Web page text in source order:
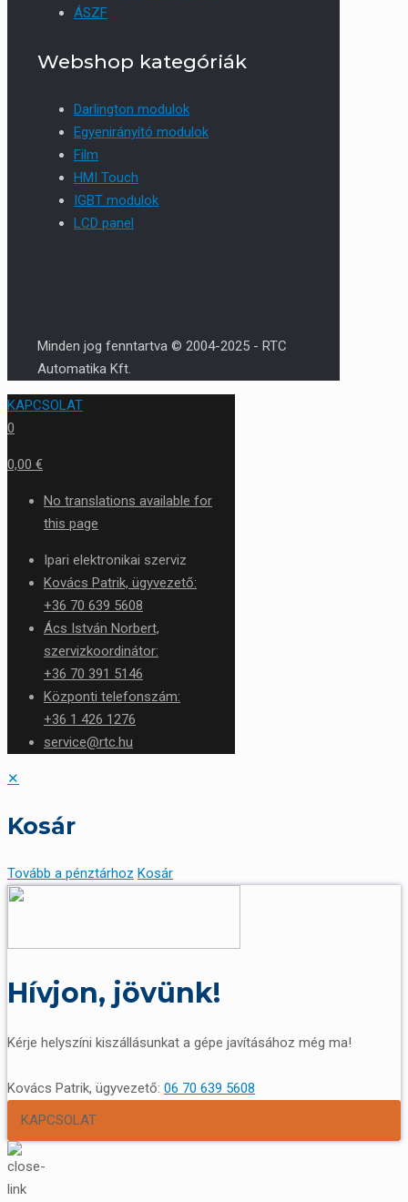
ÁSZF
Webshop kategóriák
Darlington modulok
Egyenirányító modulok
Film
HMI Touch
IGBT modulok
LCD panel
Minden jog fenntartva © 2004-2025 - RTC
Automatika Kft.
KAPCSOLAT
0
0,00 €
No translations available for
this page
Ipari elektronikai szerviz
Kovács Patrik, ügyvezető:
+36 70 639 5608
Ács István Norbert,
szervizkoordinátor:
+36 70 391 5146
Központi telefonszám:
+36 1 426 1276
service@rtc.hu
✕
Kosár
Tovább a pénztárhoz Kosár
Hívjon, jövünk!
Kérje helyszíni kiszállásunkat a gépe javításához még ma!
Kovács Patrik, ügyvezető: 06 70 639 5608
KAPCSOLAT